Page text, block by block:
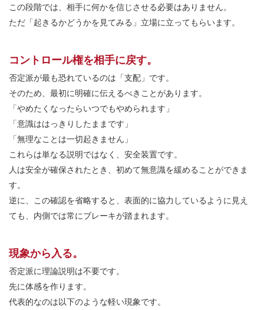
この段階では、相手に何かを信じさせる必要はありません。
ただ「起きるかどうかを見てみる」立場に立ってもらいます。
コントロール権を相手に戻す。
否定派が最も恐れているのは「支配」です。
そのため、最初に明確に伝えるべきことがあります。
「やめたくなったらいつでもやめられます」
「意識ははっきりしたままです」
「無理なことは一切起きません」
これらは単なる説明ではなく、安全装置です。
人は安全が確保されたとき、初めて無意識を緩めることができま
す。
逆に、この確認を省略すると、表面的に協力しているように見え
ても、内側では常にブレーキが踏まれます。
現象から入る。
否定派に理論説明は不要です。
先に体感を作ります。
代表的なのは以下のような軽い現象です。